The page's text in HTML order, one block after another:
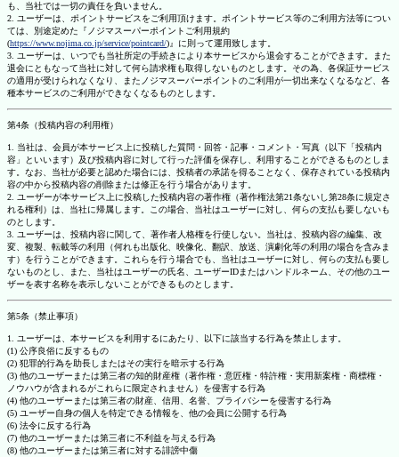
も、当社では一切の責任を負いません。
2. ユーザーは、ポイントサービスをご利用頂けます。ポイントサービス等のご利用方法等につい
ては、別途定めた『ノジマスーパーポイントご利用規約
(https://www.nojima.co.jp/service/pointcard/)』に則って運用致します。
3. ユーザーは、いつでも当社所定の手続きにより本サービスから退会することができます。また
退会にともなって当社に対して何ら請求権も取得しないものとします。その為、各保証サービス
の適用が受けられなくなり、またノジマスーパーポイントのご利用が一切出来なくなるなど、各
種本サービスのご利用ができなくなるものとします。
第4条（投稿内容の利用権）
1. 当社は、会員が本サービス上に投稿した質問・回答・記事・コメント・写真（以下「投稿内
容」といいます）及び投稿内容に対して行った評価を保存し、利用することができるものとしま
す。なお、当社が必要と認めた場合には、投稿者の承諾を得ることなく、保存されている投稿内
容の中から投稿内容の削除または修正を行う場合があります。
2. ユーザーが本サービス上に投稿した投稿内容の著作権（著作権法第21条ないし第28条に規定さ
れる権利）は、当社に帰属します。この場合、当社はユーザーに対し、何らの支払も要しないも
のとします。
3. ユーザーは、投稿内容に関して、著作者人格権を行使しない。当社は、投稿内容の編集、改
変、複製、転載等の利用（何れも出版化、映像化、翻訳、放送、演劇化等の利用の場合を含みま
す）を行うことができます。これらを行う場合でも、当社はユーザーに対し、何らの支払も要し
ないものとし、また、当社はユーザーの氏名、ユーザーIDまたはハンドルネーム、その他のユー
ザーを表す名称を表示しないことができるものとします。
第5条（禁止事項）
1. ユーザーは、本サービスを利用するにあたり、以下に該当する行為を禁止します。
(1) 公序良俗に反するもの
(2) 犯罪的行為を助長しまたはその実行を暗示する行為
(3) 他のユーザーまたは第三者の知的財産権（著作権・意匠権・特許権・実用新案権・商標権・
ノウハウが含まれるがこれらに限定されません）を侵害する行為
(4) 他のユーザーまたは第三者の財産、信用、名誉、プライバシーを侵害する行為
(5) ユーザー自身の個人を特定できる情報を、他の会員に公開する行為
(6) 法令に反する行為
(7) 他のユーザーまたは第三者に不利益を与える行為
(8) 他のユーザーまたは第三者に対する誹謗中傷